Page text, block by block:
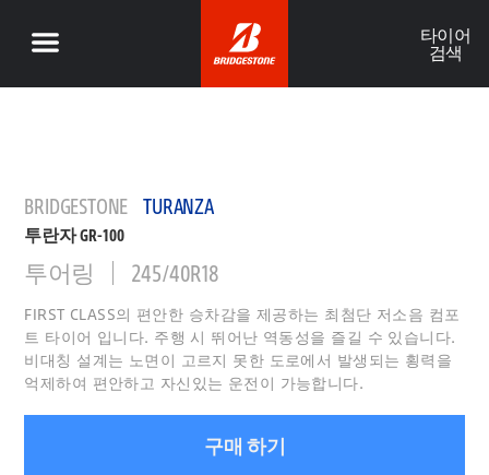
타이어
검색
BRIDGESTONE TURANZA
투란자 GR-100
투어링 245/40R18
FIRST CLASS의 편안한 승차감을 제공하는 최첨단 저소음 컴포
트 타이어 입니다. 주행 시 뛰어난 역동성을 즐길 수 있습니다.
비대칭 설계는 노면이 고르지 못한 도로에서 발생되는 횡력을
억제하여 편안하고 자신있는 운전이 가능합니다.
구매 하기